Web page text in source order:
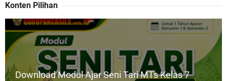
Konten Pilihan
Download Modul Ajar Seni Tari MTs Kelas 7